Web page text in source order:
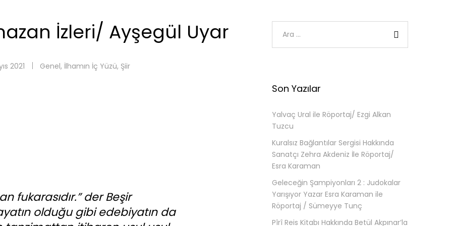
İzleri/ Ayşegül Uyar
2021 Genel, İlhamın İç Yüzü, Şiir
fukarasıdır.” der Beşir
olduğu gibi edebiyatın da
Son Yazılar
Yalvaç Ural ile Röportaj/ Ezgi Alkan
Tuzcu
Kuralsız Bağlantılar Sergisi Hakkında
Sanatçı Zehra Akdeniz İle Röportaj/
Esra Karaman
Geleceğin Şampiyonları 2 : Judokalar
Yarışıyor Yazar Esra Karaman ile
Röportaj / Sümeyye Tunç
Pîrî Reis Kitabı Hakkında Betül Akpınar’la